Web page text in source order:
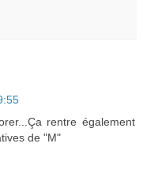
rentre également
de "M"